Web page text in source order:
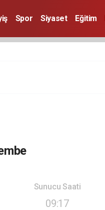
Spor Siyaset Eğitim
Sunucu Saati
09:17